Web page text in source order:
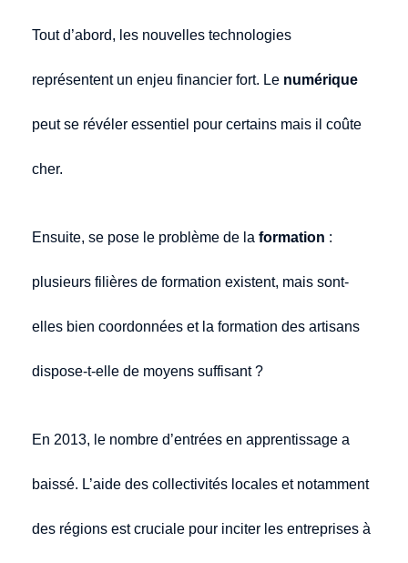
Tout d’abord, les nouvelles technologies
représentent un enjeu financier fort. Le numérique
peut se révéler essentiel pour certains mais il coûte
cher.
Ensuite, se pose le problème de laformation :
plusieurs filières de formation existent, mais sont-
elles bien coordonnées et la formation des artisans
dispose-t-elle de moyens suffisant ?
En 2013, le nombre d’entrées en apprentissage a
baissé. L’aide des collectivités locales et notamment
des régions est cruciale pour inciter les entreprises à